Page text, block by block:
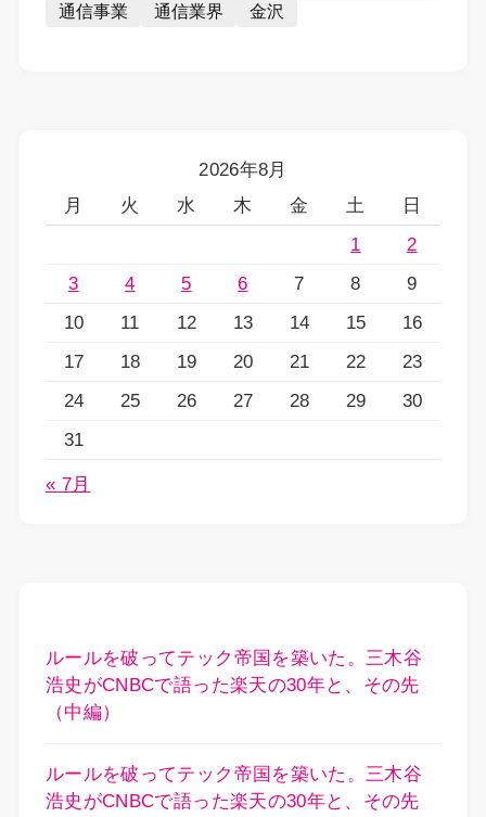
通信事業
通信業界 金沢
2026年8月
月
火 水 木 金 土
日
1
2
3
4 5 6 7 8
9
10
11 12 13 14 15
16
17
18 19 20 21 22
23
24
25 26 27 28 29
30
31
« 7月
ルールを破ってテック帝国を築いた。三木谷
浩史がCNBCで語った楽天の30年と、その先
（中編）
ルールを破ってテック帝国を築いた。三木谷
浩史がCNBCで語った楽天の30年と、その先